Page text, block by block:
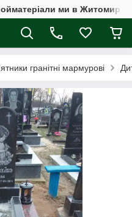
ми в Житомирі,
гранітні мармурові